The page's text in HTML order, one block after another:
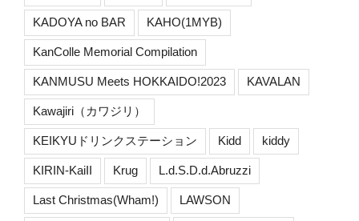
KADOYA no BAR KAHO(1MYB)
KanColle Memorial Compilation
KANMUSU Meets HOKKAIDO!2023 KAVALAN
Kawajiri（カワジリ）
KEIKYUドリンクステーション Kidd kiddy
KIRIN-KaiII Krug L.d.S.D.d.Abruzzi
Last Christmas(Wham!) LAWSON